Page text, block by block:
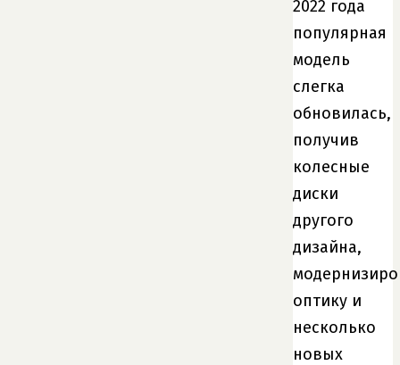
2022 года
популярная
модель
слегка
обновилась,
получив
колесные
диски
другого
дизайна,
оптику и
несколько
новых